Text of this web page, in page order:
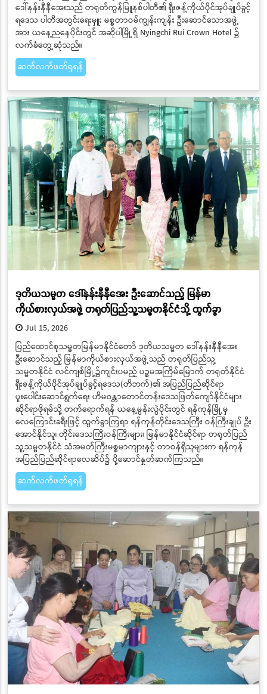
ဒေါ်နန်းနီနီအေးသည် တရုတ်ကွန်မြူနစ်ပါတီ၏ ရှီးဇန့်ကိုယ်ပိုင်အုပ်ချုပ်ခွင့်
ရဒေသ ပါတီအတွင်းရေးမှူး မစ္စတာဝမ်ကျွန်းကျန်း ဦးဆောင်သောအဖွဲ့
အား ယနေ့ညနေပိုင်းတွင် အဆိုပါမြို့ရှိ Nyingchi Rui Crown Hotel ၌
လက်ခံတွေ့ဆုံသည်။
ဆက်လက်ဖတ်ရှုရန်
ဒုတိယသမ္မတ ဒေါ်နန်းနီနီအေး ဦးဆောင်သည့် မြန်မာ
ကိုယ်စားလှယ်အဖွဲ့ တရုတ်ပြည်သူ့သမ္မတနိုင်ငံသို့ ထွက်ခွာ
Jul 15, 2026
ပြည်ထောင်စုသမ္မတမြန်မာနိုင်ငံတော် ဒုတိယသမ္မတ ဒေါ်နန်းနီနီအေး
ဦးဆောင်သည့် မြန်မာကိုယ်စားလှယ်အဖွဲ့သည် တရုတ်ပြည်သူ့
သမ္မတနိုင်ငံ လင်ကျစ်မြို့၌ကျင်းပမည့် ပဉ္စမအကြိမ်မြောက် တရုတ်နိုင်ငံ
ရှီးဇန့်ကိုယ်ပိုင်အုပ်ချုပ်ခွင့်ရဒေသ(တိဘက်)၏ အပြည်ပြည်ဆိုင်ရာ
ပူးပေါင်းဆောင်ရွက်ရေး ဟိမဝန္တာတောင်တန်းဒေသဖြတ်ကျော်နိုင်ငံများ
ဆိုင်ရာဖိုရမ်သို့ တက်ရောက်ရန် ယနေ့မွန်းလွဲပိုင်းတွင် ရန်ကုန်မြို့မှ
လေကြောင်းခရီးဖြင့် ထွက်ခွာကြရာ ရန်ကုန်တိုင်းဒေသကြီး ဝန်ကြီးချုပ် ဦး
အောင်နိုင်သူ၊ တိုင်းဒေသကြီးဝန်ကြီးများ၊ မြန်မာနိုင်ငံဆိုင်ရာ တရုတ်ပြည်
သူ့သမ္မတနိုင်ငံ သံအမတ်ကြီးမစ္စမာကျားနှင့် တာဝန်ရှိသူများက ရန်ကုန်
အပြည်ပြည်ဆိုင်ရာလေဆိပ်၌ ပို့ဆောင်နှုတ်ဆက်ကြသည်။
ဆက်လက်ဖတ်ရှုရန်